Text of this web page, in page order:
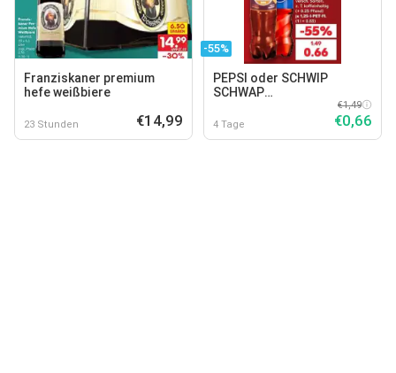
Franziskaner premium
hefe weißbiere
23 Stunden €14,99
-55%
PEPSI oder SCHWIP
SCHWAP
4 Tage
€1,49
€0,66